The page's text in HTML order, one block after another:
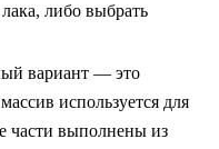
либо выбрать
вариант — это
используется для
части выполнены из